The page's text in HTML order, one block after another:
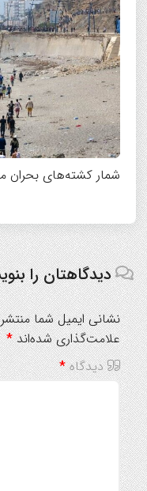
شمار کشته‌های بحران مهاجران
دیدگاهتان را
نشانی ایمیل شما
علامت‌گذاری شده‌اند*
دیدگاه*